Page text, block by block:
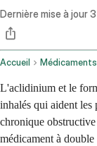
Dernière mise à jour
Accueil Médicaments
L'aclidinium et le
inhalés qui aident les
chronique
médicament à